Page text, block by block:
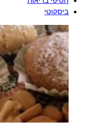
ביסקוטי